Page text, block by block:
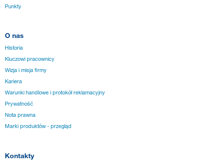
Punkty
O nas
Historia
Kluczowi pracownicy
Wizja i misja firmy
Kariera
Warunki handlowe i protokół reklamacyjny
Prywatność
Nota prawna
Marki produktów - przegląd
Kontakty